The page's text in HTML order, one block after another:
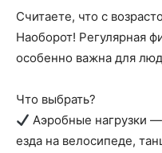
Считаете, что с
Наоборот! Регулярная
особенно важна для
Что выбрать?
Аэробные нагрузки
езда на велосипеде,